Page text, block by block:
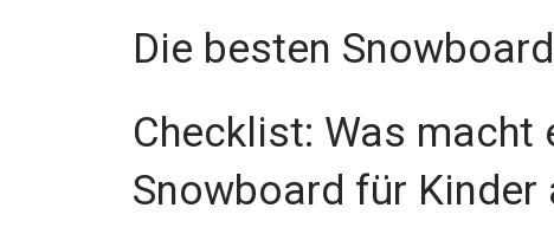
Die besten
Checklist: Was
Snowboard für Kinder